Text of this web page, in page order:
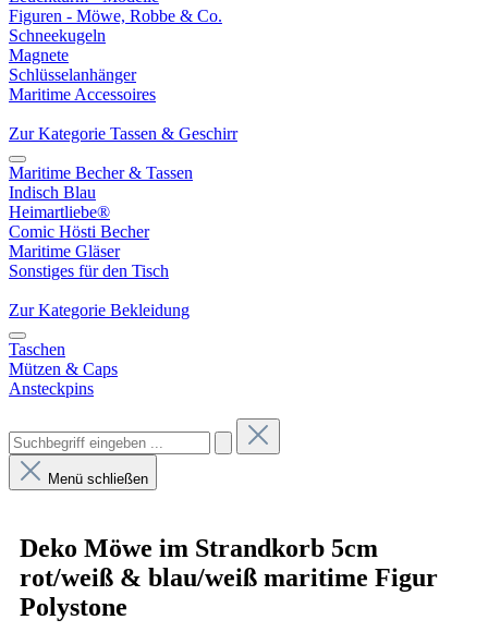
Figuren - Möwe, Robbe & Co.
Schneekugeln
Magnete
Schlüsselanhänger
Maritime Accessoires
Zur Kategorie Tassen & Geschirr
Maritime Becher & Tassen
Indisch Blau
Heimartliebe®
Comic Hösti Becher
Maritime Gläser
Sonstiges für den Tisch
Zur Kategorie Bekleidung
Taschen
Mützen & Caps
Ansteckpins
Menü schließen
Deko Möwe im Strandkorb 5cm
rot/weiß & blau/weiß maritime Figur
Polystone